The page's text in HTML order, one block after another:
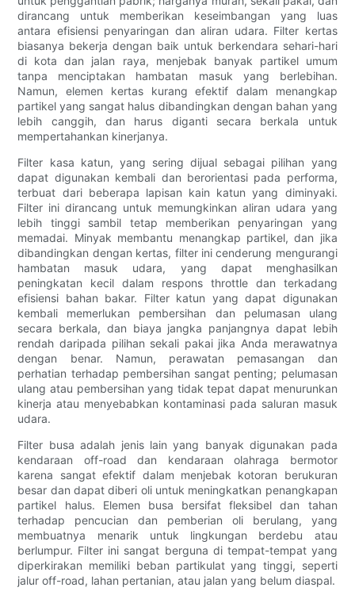
dirancang untuk memberikan keseimbangan yang luas
antara efisiensi penyaringan dan aliran udara. Filter kertas
biasanya bekerja dengan baik untuk berkendara sehari-hari
di kota dan jalan raya, menjebak banyak partikel umum
tanpa menciptakan hambatan masuk yang berlebihan.
Namun, elemen kertas kurang efektif dalam menangkap
partikel yang sangat halus dibandingkan dengan bahan yang
lebih canggih, dan harus diganti secara berkala untuk
mempertahankan kinerjanya.
Filter kasa katun, yang sering dijual sebagai pilihan yang
dapat digunakan kembali dan berorientasi pada performa,
terbuat dari beberapa lapisan kain katun yang diminyaki.
Filter ini dirancang untuk memungkinkan aliran udara yang
lebih tinggi sambil tetap memberikan penyaringan yang
memadai. Minyak membantu menangkap partikel, dan jika
dibandingkan dengan kertas, filter ini cenderung mengurangi
hambatan masuk udara, yang dapat menghasilkan
peningkatan kecil dalam respons throttle dan terkadang
efisiensi bahan bakar. Filter katun yang dapat digunakan
kembali memerlukan pembersihan dan pelumasan ulang
secara berkala, dan biaya jangka panjangnya dapat lebih
rendah daripada pilihan sekali pakai jika Anda merawatnya
dengan benar. Namun, perawatan pemasangan dan
perhatian terhadap pembersihan sangat penting; pelumasan
ulang atau pembersihan yang tidak tepat dapat menurunkan
kinerja atau menyebabkan kontaminasi pada saluran masuk
udara.
Filter busa adalah jenis lain yang banyak digunakan pada
kendaraan off-road dan kendaraan olahraga bermotor
karena sangat efektif dalam menjebak kotoran berukuran
besar dan dapat diberi oli untuk meningkatkan penangkapan
partikel halus. Elemen busa bersifat fleksibel dan tahan
terhadap pencucian dan pemberian oli berulang, yang
membuatnya menarik untuk lingkungan berdebu atau
berlumpur. Filter ini sangat berguna di tempat-tempat yang
diperkirakan memiliki beban partikulat yang tinggi, seperti
jalur off-road, lahan pertanian, atau jalan yang belum diaspal.